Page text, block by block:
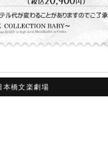
本橋文楽劇場